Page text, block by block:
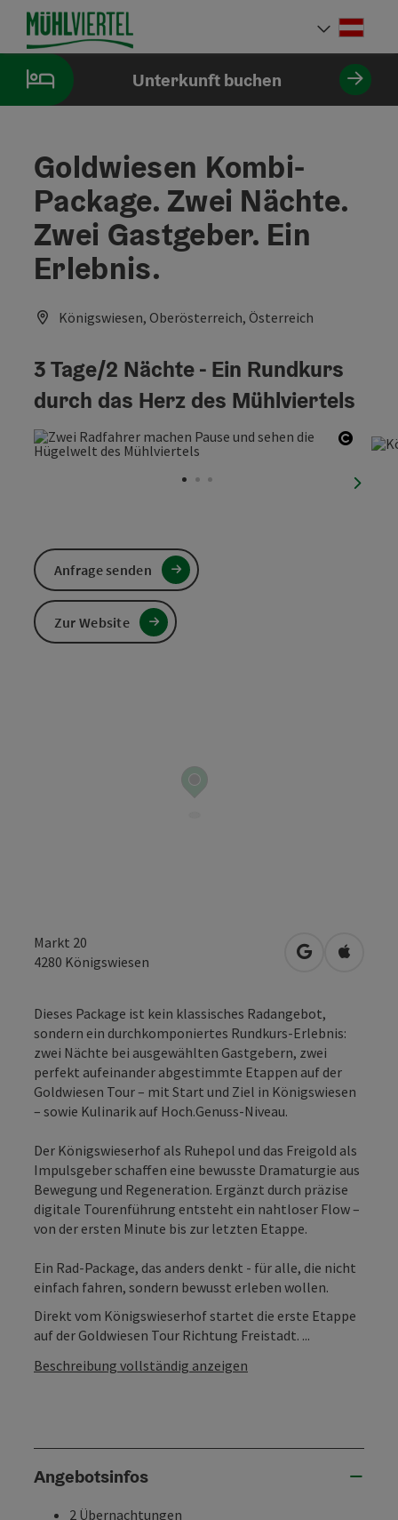
Zum InhaltAccesskey
[0]
Zur Navigation
Zum Seitenanfang
Zur Kontaktseite
Zur SucheAccesskey
[4]
Zum Impressum
Zu den Hinweisen zur Bedienung der Website Accesskey
Zur StartseiteAccesskey
[7]
Unterkunft buchen
Goldwiesen Kombi-
Package. Zwei Nächte.
Zwei Gastgeber. Ein
Erlebnis.
Königswiesen, Oberösterreich, Österreich
3 Tage/2 Nächte - Ein Rundkurs
durch das Herz des Mühlviertels
Markt 20
4280 Königswiesen in Google
in
Dieses Package ist kein klassisches Radangebot,
sondern ein durchkomponiertes Rundkurs-Erlebnis:
zwei Nächte bei ausgewählten Gastgebern, zwei
perfekt aufeinander abgestimmte Etappen auf der
Goldwiesen Tour – mit Start und Ziel in Königswiesen
– sowie Kulinarik auf Hoch.Genuss-Niveau.
Der Königswieserhof als Ruhepol und das Freigold als
Impulsgeber schaffen eine bewusste Dramaturgie aus
Bewegung und Regeneration. Ergänzt durch präzise
digitale Tourenführung entsteht ein nahtloser Flow –
von der ersten Minute bis zur letzten Etappe.
Ein Rad-Package, das anders denkt - für alle, die nicht
einfach fahren, sondern bewusst erleben wollen.
Direkt vom Königswieserhof startet die erste Etappe
auf der Goldwiesen Tour Richtung Freistadt. ...
Beschreibung vollständig anzeigen
Angebotsinfos
2 Übernachtungen
Anfrage senden
Zur Website